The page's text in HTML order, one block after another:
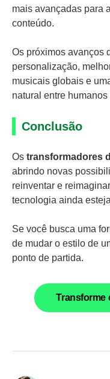
mais avançadas para
conteúdo.
Os próximos avanços
personalização,
musicais globais e
natural entre humanos
Conclusão
Os transformadores
abrindo novas
reinventar e
tecnologia ainda
Se você busca uma
de mudar o estilo de
ponto de partida.
Transforme